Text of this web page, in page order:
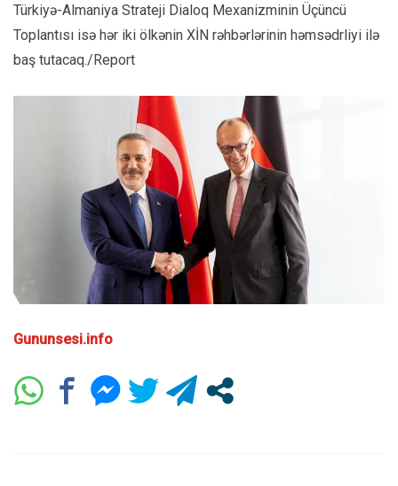
Türkiyə-Almaniya Strateji Dialoq Mexanizminin Üçüncü
Toplantısı isə hər iki ölkənin XİN rəhbərlərinin həmsədrliyi ilə
baş tutacaq./Report
Gununsesi.info